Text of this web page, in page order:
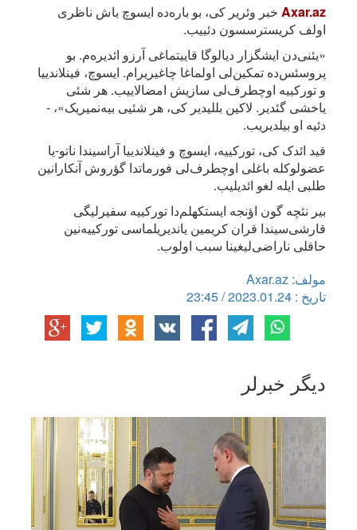
Axar.az خبر وئریر کی، بو باره‌ده ایسوچ باش ناظری
اولف کریسترسسون دئییب.
«یئنی‌دن ایشگزار دیالوگا قاییتماغی آرزو ائدیره‌م. بو
پروسئس‌ده تمکین‌لی اولماغا چاغیریرام. ایسوچ، فینلاندییا
و تورکییه اوچطرف‌لی سازیش امضالاییب. هر شئی
یاخشی گئدیر. لاکین بللیدیر کی، هر شئیی بیه‌نمیریک»، -
دئیه او بیلدیریب.
قید ائدک کی، تورکییه، ایسوچ و فینلاندییا آراسیندا ناتو-یا
عضولوکله باغلی اوچطرف‌لی فورماتدا گؤروش آنکارانین
طلبی ایله لغو ائدیلیب.
بیر نئچه گون اؤنجه ایستکهلم‌دا تورکییه سفیرلیگی
قارشی‌سیندا قران کریمین یاندیریلماسی تورکییه‌نین
حاقلی ناراضی‌لیغینا سبب اولوب.
مولف: Axar.az
تاریخ : 2023.01.24 / 23:45
دیگر خبرلر